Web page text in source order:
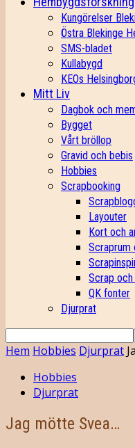
Kungörelser
Östra Blekinge
SMS-bladet
Kullabygd
KEOs
Mitt Liv
Dagbok och
Bygget
Vårt bröllop
Gravid och bebis
Hobbies
Scrapbooking
Layouter
Kort och
Scraprum
Scrap
QK fonter
Djurprat
Hem Hobbies Djurprat
Hobbies
Djurprat
Jag mötte Svea…